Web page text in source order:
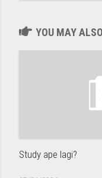
YOU MAY
Study ape lagi?